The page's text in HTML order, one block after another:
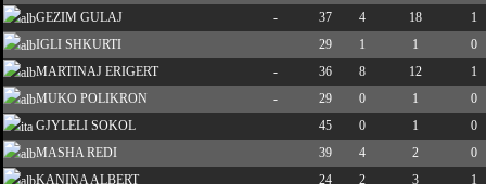
GEZIM GULAJ
- 37 4 18
1
IGLI SHKURTI
29 1 1
0
MARTINAJ ERIGERT
- 36 8 12
1
MUKO POLIKRON
- 29 0 1
0
GJYLELI SOKOL
45 0 1
0
MASHA REDI
39 4 2
0
KANINA ALBERT
24 2 3 1